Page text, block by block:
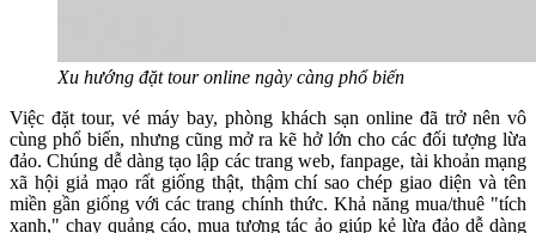
Xu hướng đặt tour online ngày càng phổ biến
Việc đặt tour, vé máy bay, phòng khách sạn online đã trở nên vô
cùng phổ biến, nhưng cũng mở ra kẽ hở lớn cho các đối tượng lừa
đảo. Chúng dễ dàng tạo lập các trang web, fanpage, tài khoản mạng
xã hội giả mạo rất giống thật, thậm chí sao chép giao diện và tên
miền gần giống với các trang chính thức. Khả năng mua/thuê "tích
xanh," chạy quảng cáo, mua tương tác ảo giúp kẻ lừa đảo dễ dàng